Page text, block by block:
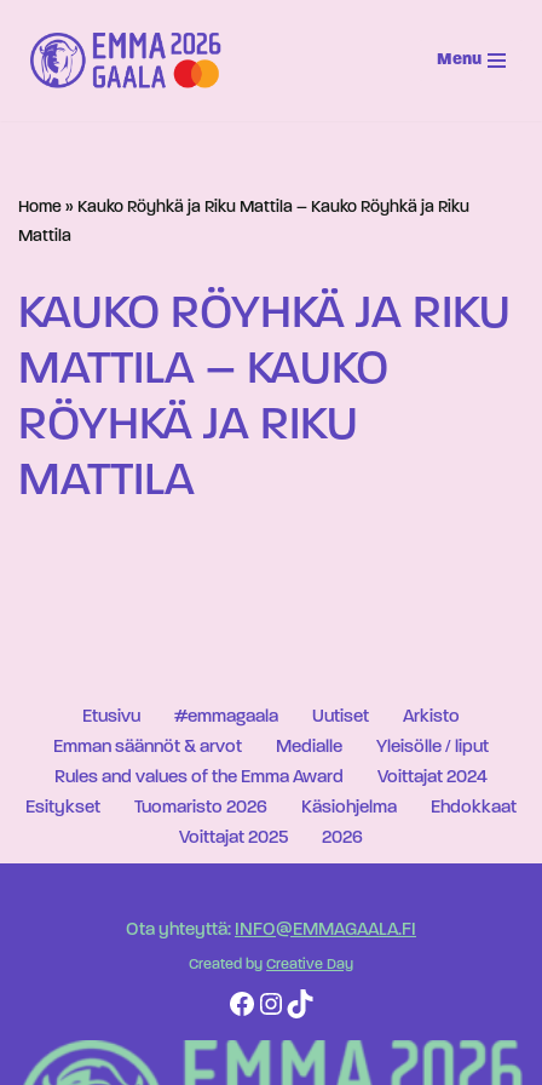
Siirry
suoraan
Menu
Home » Kauko Röyhkä ja Riku Mattila – Kauko Röyhkä ja Riku
Mattila
KAUKO RÖYHKÄ JA RIKU
MATTILA – KAUKO
RÖYHKÄ JA RIKU
MATTILA
Etusivu #emmagaala Uutiset
Arkisto
Emman säännöt & arvot
Medialle
Yleisölle / liput
Rules and values of the Emma Award
Voittajat 2024
Esitykset
Tuomaristo 2026 Käsiohjelma
Ehdokkaat
Voittajat 2025
2026
Ota yhteyttä: INFO@EMMAGAALA.FI
Created by Creative Day